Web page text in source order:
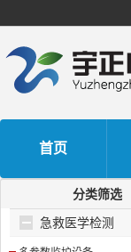
首页
分类筛选
急救医学检测